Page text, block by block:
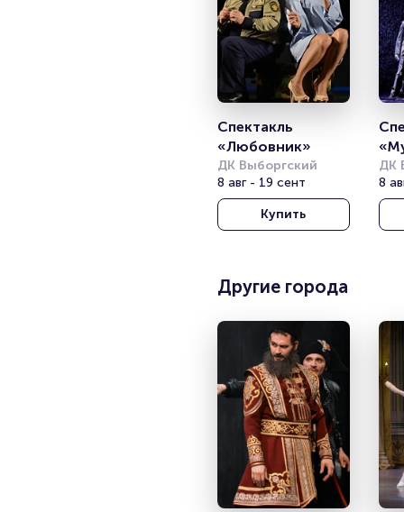
Спектакль
«Любовник»
ДК Выборгский
8 авг - 19 сент
Купить
ДК
8
Другие города